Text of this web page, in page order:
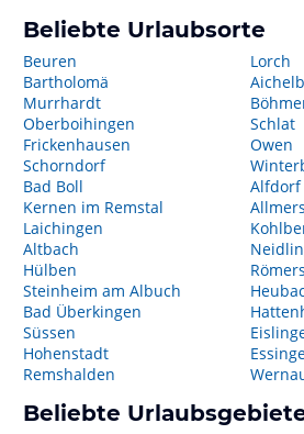
Beliebte Urlaubsorte
Beuren
Bartholomä
Murrhardt
Oberboihingen
Frickenhausen
Schorndorf
Bad Boll
Kernen im Remstal
Laichingen
Altbach
Hülben
Steinheim am Albuch
Bad Überkingen
Süssen
Hohenstadt
Remshalden
Lorch
Schlat
Owen
Alfdorf
Beliebte